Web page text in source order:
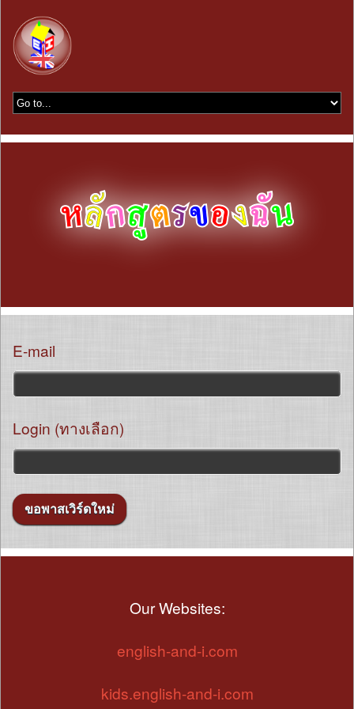
E-mail
Login (ทางเลือก)
Our Websites:
english-and-i.com
kids.english-and-i.com